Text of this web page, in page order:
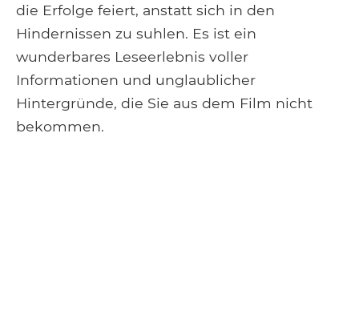
die Erfolge feiert, anstatt sich in den
Hindernissen zu suhlen. Es ist ein
wunderbares Leseerlebnis voller
Informationen und unglaublicher
Hintergründe, die Sie aus dem Film nicht
bekommen.